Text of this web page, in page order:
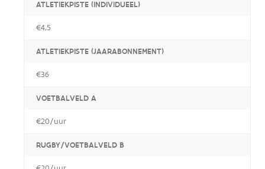
ATLETIEKPISTE (INDIVIDUEEL)
€4,5
ATLETIEKPISTE (JAARABONNEMENT)
€36
VOETBALVELD A
€20/uur
RUGBY/VOETBALVELD B